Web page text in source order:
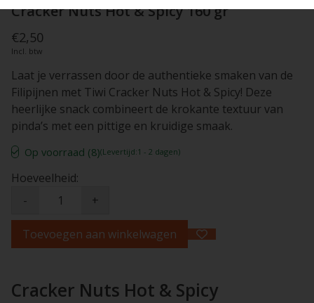
Cracker Nuts Hot & Spicy 160 gr
€2,50
Incl. btw
Laat je verrassen door de authentieke smaken van de
Filipijnen met Tiwi Cracker Nuts Hot & Spicy! Deze
heerlijke snack combineert de krokante textuur van
pinda’s met een pittige en kruidige smaak.
Op voorraad (8)(Levertijd:1 - 2 dagen)
Hoeveelheid:
-
+
Toevoegen aan winkelwagen
Cracker Nuts Hot & Spicy